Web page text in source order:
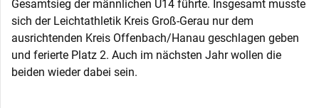
Gesamtsieg der männlichen U14 führte. Insgesamt musste
sich der Leichtathletik Kreis Groß-Gerau nur dem
ausrichtenden Kreis Offenbach/Hanau geschlagen geben
und ferierte Platz 2. Auch im nächsten Jahr wollen die
beiden wieder dabei sein.